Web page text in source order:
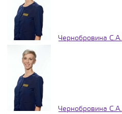
Чернобровина С.А.
Чернобровина С.А.